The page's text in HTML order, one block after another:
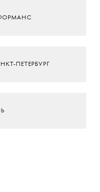
ПЕТЕРБУРГ